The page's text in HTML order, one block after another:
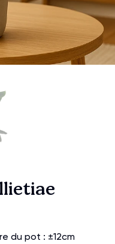
du pot : ±12cm